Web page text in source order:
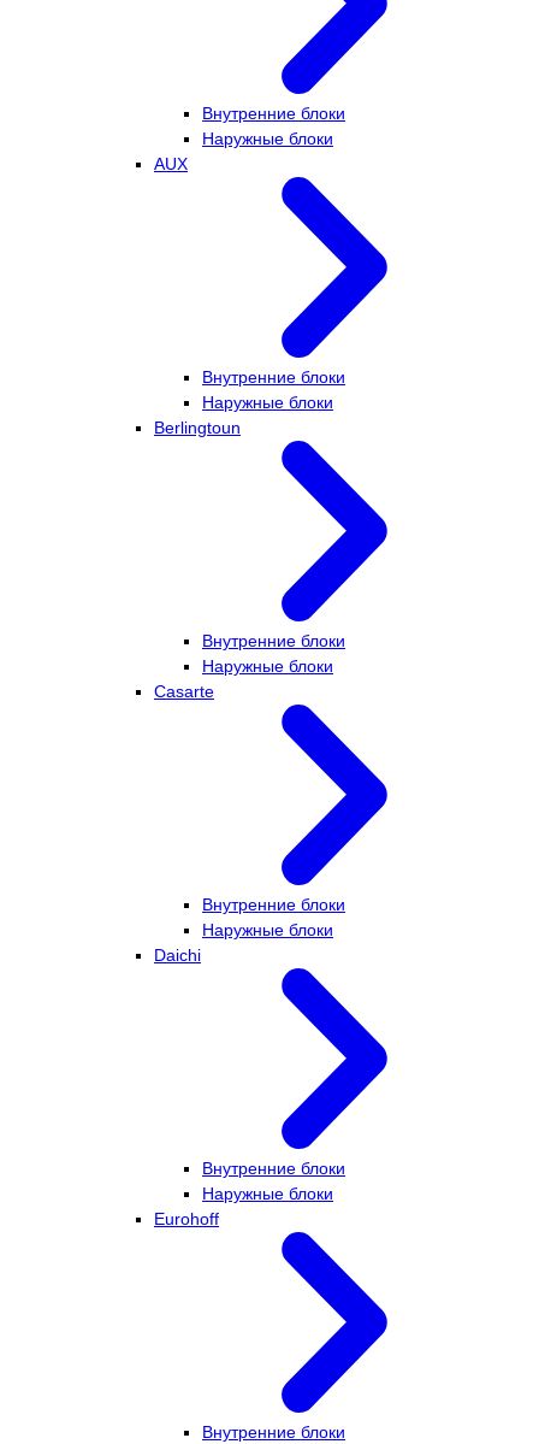
Внутренние блоки
Наружные блоки
AUX
Внутренние блоки
Наружные блоки
Berlingtoun
Внутренние блоки
Наружные блоки
Casarte
Внутренние блоки
Наружные блоки
Daichi
Внутренние блоки
Наружные блоки
Eurohoff
Внутренние блоки